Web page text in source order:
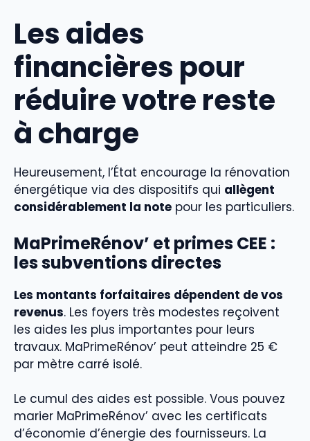
Les aides
financières pour
réduire votre reste
à charge
Heureusement, l’État encourage la rénovation
énergétique via des dispositifs qui allègent
considérablement la note pour les particuliers.
MaPrimeRénov’ et primes CEE :
les subventions directes
Les montants forfaitaires dépendent de vos
revenus. Les foyers très modestes reçoivent
les aides les plus importantes pour leurs
travaux. MaPrimeRénov’ peut atteindre 25 €
par mètre carré isolé.
Le cumul des aides est possible. Vous pouvez
marier MaPrimeRénov’ avec les certificats
d’économie d’énergie des fournisseurs. La